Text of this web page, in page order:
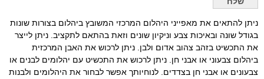
ניתן להתאים את מאפייני היהלום המרכזי המשובץ ביהלום בצורות שונות
בגודל שונה ובאיכות צבע וניקיון שונים וזאת בהתאם לתקציב. ניתן לייצר
את התכשיט בזהב צהוב אדום ולבן. ניתן לרכוש את האבן המרכזית
ביהלום צבעוני או אבני חן. ניתן לרכוש את התכשיט עם יהלומים לבנים או
צבעונים או אבני חן בצדדים. לנוחיותך אפשר לבחור את היהלומים ולבנות